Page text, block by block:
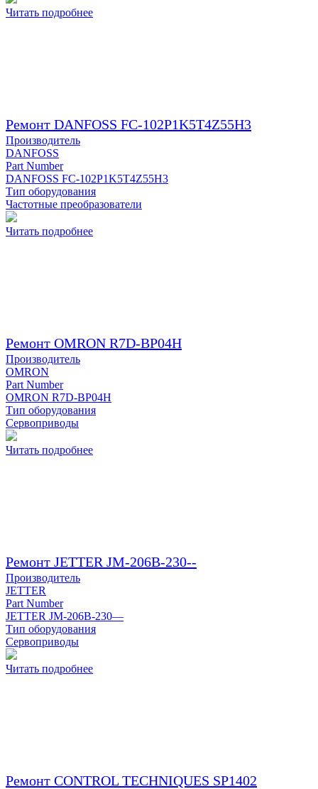
Читать подробнее
Ремонт DANFOSS FC-102P1K5T4Z55H3
Производитель
DANFOSS
Part Number
DANFOSS FC-102P1K5T4Z55H3
Тип оборудования
Частотные преобразователи
Читать подробнее
Ремонт OMRON R7D-BP04H
Производитель
OMRON
Part Number
OMRON R7D-BP04H
Тип оборудования
Сервоприводы
Читать подробнее
Ремонт JETTER JM-206B-230--
Производитель
JETTER
Part Number
JETTER JM-206B-230—
Тип оборудования
Сервоприводы
Читать подробнее
Ремонт CONTROL TECHNIQUES SP1402